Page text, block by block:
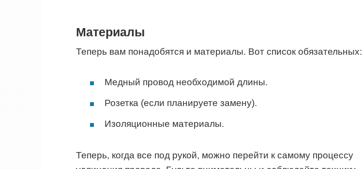
Материалы
Теперь вам понадобятся и материалы. Вот список обязательных:
Медный провод необходимой длины.
Розетка (если планируете замену).
Изоляционные материалы.
Теперь, когда все под рукой, можно перейти к самому процессу